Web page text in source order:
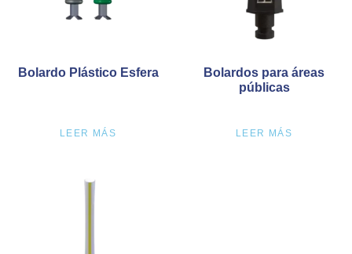
Bolardo Plástico Esfera
LEER MÁS
Bolardos para áreas
públicas
LEER MÁS